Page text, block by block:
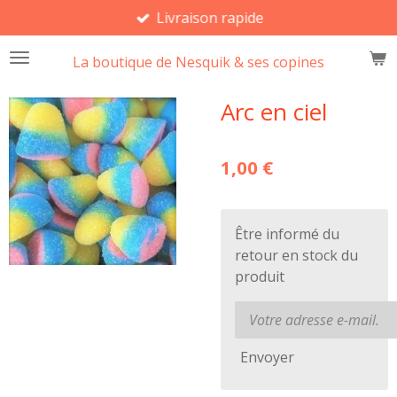
au
contenu
La boutique de Nesquik & ses copines
Livraison rapide
Arc en ciel
1,00 €
Être informé du
retour en stock du
produit
Envoyer